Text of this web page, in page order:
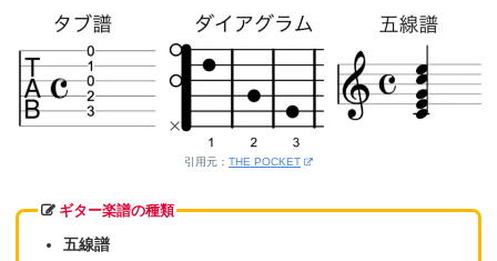
引用元： THE POCKET
ギター楽譜の種類
五線譜